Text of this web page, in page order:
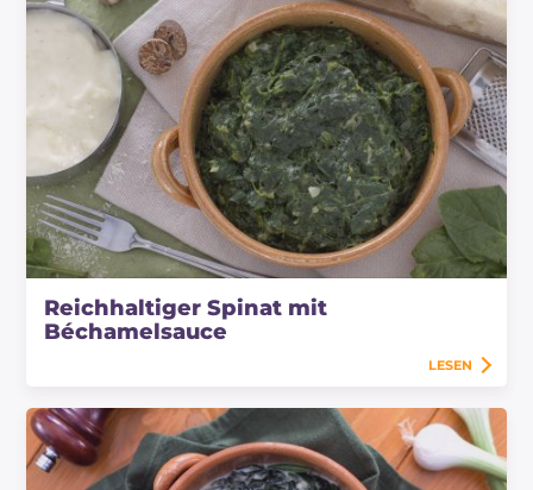
Reichhaltiger Spinat mit
Béchamelsauce
LESEN